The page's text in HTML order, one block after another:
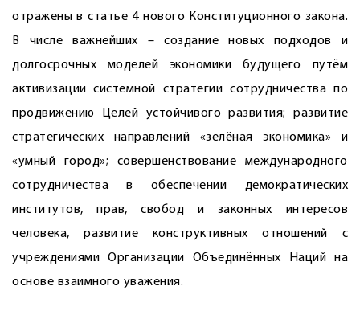
отражены в статье 4 нового Конституционного закона.
В числе важнейших – создание новых подходов и
долгосрочных моделей экономики будущего путём
активизации системной стратегии сотрудничества по
продвижению Целей устойчивого развития; развитие
стратегических направлений «зелёная экономика» и
«умный город»; совершенствование международного
сотрудничества в обес­печении демократических
институтов, прав, свобод и законных интересов
человека, развитие конструктивных отношений с
учреждения­ми Организации Объединённых Наций на
основе взаимного уважения.